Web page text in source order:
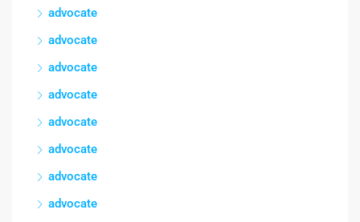
advocate
advocate
advocate
advocate
advocate
advocate
advocate
advocate